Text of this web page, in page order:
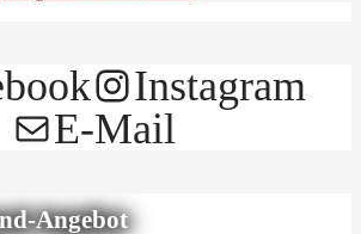
Instagram
E-Mail
Angebot